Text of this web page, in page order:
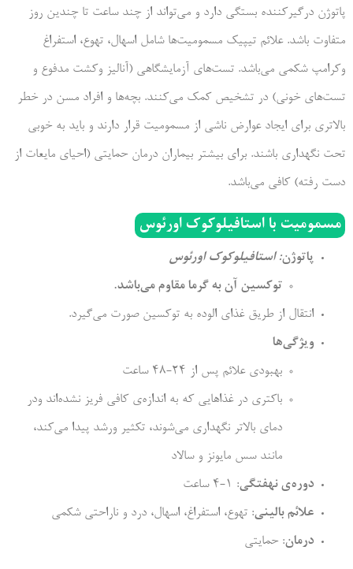
پاتوژن درگیرکننده بستگی دارد و می‌تواند از چند ساعت تا چندین روز
متفاوت باشد. علائم تیپیک مسمومیت‌ها شامل اسهال، تهوع، استفراغ
وکرامپ شکمی می‌باشد. تست‌های آزمایشگاهی (آنالیز وکشت مدفوع و
تست‌های خونی) در تشخیص کمک می‌کنند. بچه‌ها و افراد مسن در خطر
بالاتری برای ایجاد عوارض ناشی از مسمومیت قرار دارند و باید به خوبی
تحت نگهداری باشند. برای بیشتر بیماران درمان حمایتی (احیای مایعات از
دست رفته) کافی می‌باشد.
مسمومیت با استافیلوکوک اورئوس
پاتوژن: استافیلوکوک اورئوس
توکسین آن به گرما مقاوم می‌باشد.
انتقال از طریق غذای الوده به توکسین صورت می‌گیرد.
ویژگی‌ها
بهبودی علائم پس از 24-48 ساعت
باکتری در غذاهایی که به اندازه‌ی کافی فریز نشده‌اند ودر
دمای بالاتر نگهداری می‌شوند، تکثیر ورشد پیدا می‌کند،
مانند سس مایونز و سالاد
دوره‌ی نهفتگی: 1-4 ساعت
علائم بالینی: تهوع، استفراغ، اسهال، درد و ناراحتی شکمی
درمان: حمایتی